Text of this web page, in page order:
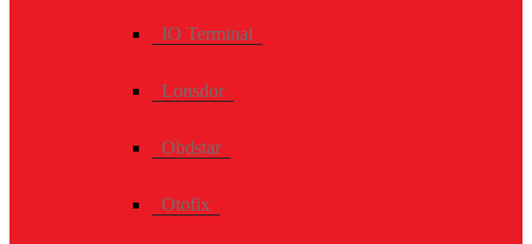
IO Terminal
Lonsdor
Obdstar
Otofix